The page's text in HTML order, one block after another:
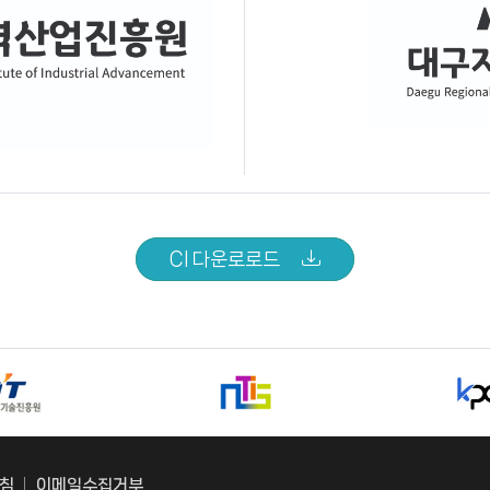
CI 다운로로드
이메일수집거부